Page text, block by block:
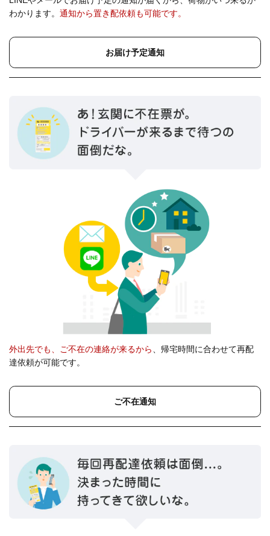
わかります。 通知から置き配依頼も可能です。
お届け予定通知
外出先でも、ご不在の連絡が来るから、帰宅時間に合わせて再配
達依頼が可能です。
ご不在通知